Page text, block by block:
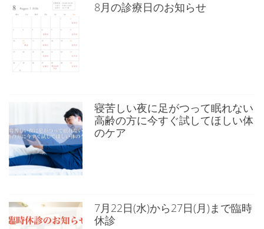
8月の診療日のお知らせ
寝苦しい夜に足がつって眠れない
高齢の方に今すぐ試してほしい体
のケア
7月22日(水)から27日(月)まで臨時
休診